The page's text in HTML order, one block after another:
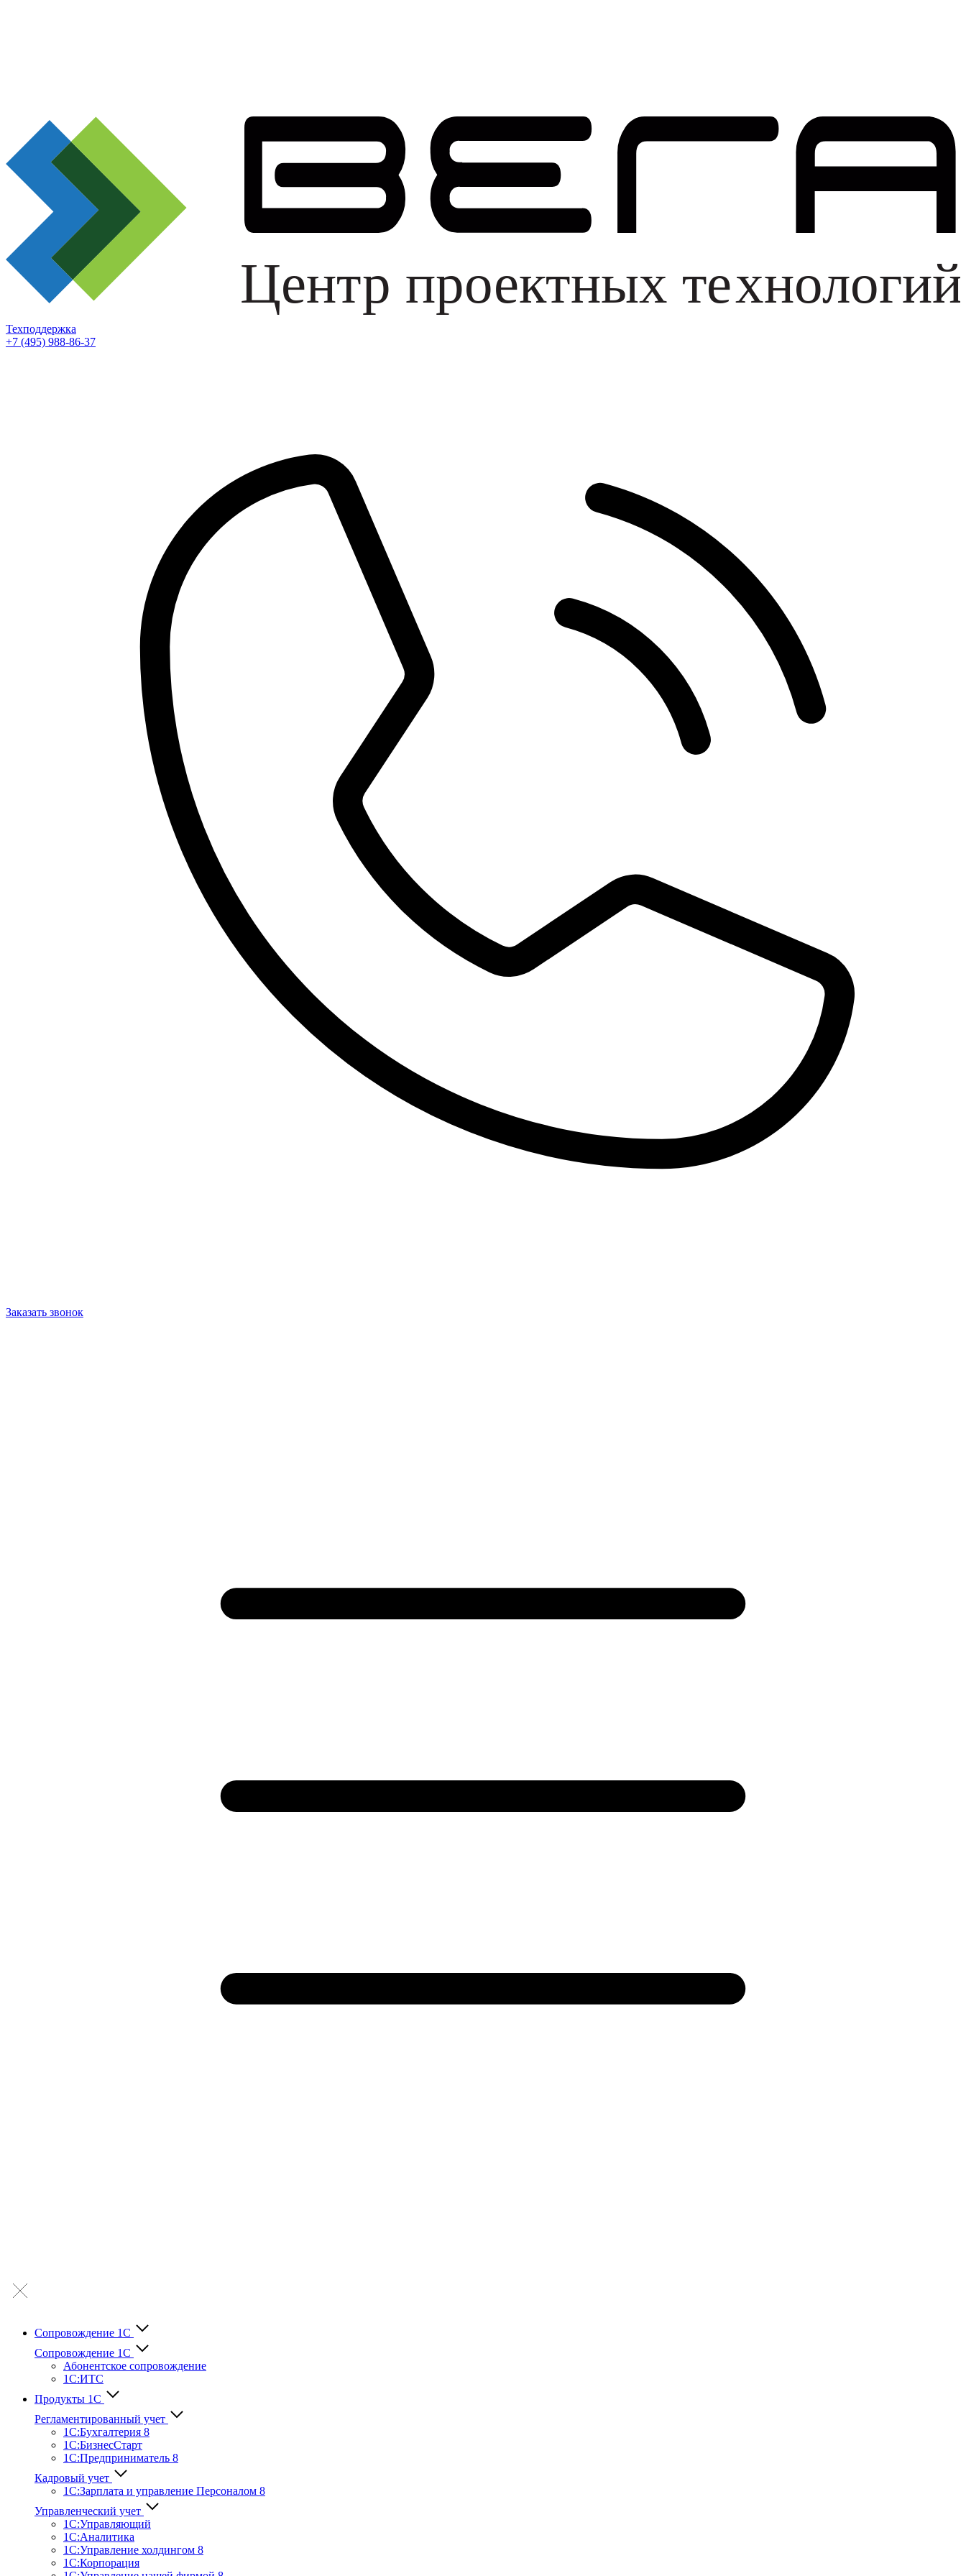
Техподдержка
+7 (495) 988-86-37
Заказать звонок
Сопровождение 1С
Сопровождение 1С
Абонентское сопровождение
1С:ИТС
Продукты 1С
Регламентированный учет
1C:Бухгалтерия 8
1С:БизнесСтарт
1C:Предприниматель 8
Кадровый учет
1С:Зарплата и управление Персона­лом 8
Управленческий учет
1С:Управляющий
1С:Аналитика
1С:Управление холдингом 8
1С:Корпорация